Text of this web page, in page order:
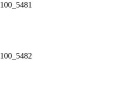
100_5481
100_5482